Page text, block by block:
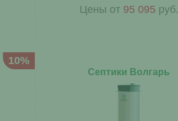
Цены от 95 095 руб.
10%
Септики Волгарь